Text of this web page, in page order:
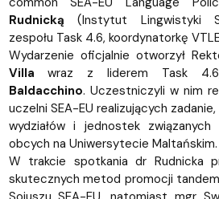
Rudnicką (Instytut Lingwistyki
zespołu Task 4.6, koordynatorkę
Wydarzenie oficjalnie otworzył
Villa wraz z liderem Task
Baldacchino. Uczestniczyli w nim
uczelni SEA-EU realizujących
wydziałów i jednostek
obcych na Uniwersytecie Maltańskim.
W trakcie spotkania dr Rudnicka
skutecznych metod promocji